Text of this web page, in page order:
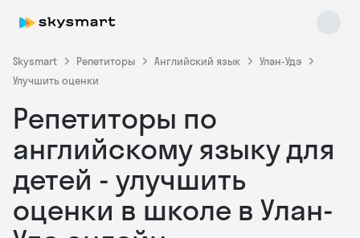
Skysmart Репетиторы Английский язык
Улан-Удэ
Улучшить оценки
Репетиторы по
английскому языку для
детей - улучшить
оценки в школе в Улан-
Skysmart Chat